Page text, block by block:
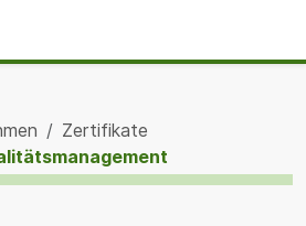
Zertifikate